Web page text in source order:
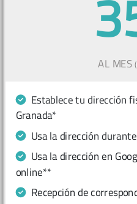
AL MES
Establece tu dirección
Granada*
Usa la dirección
Usa la dirección en
online**
Recepción de